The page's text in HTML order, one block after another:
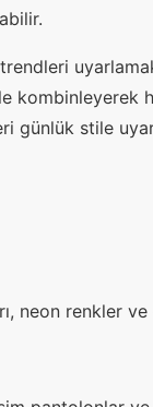
kombinleyerek
günlük stile
neon renkler ve